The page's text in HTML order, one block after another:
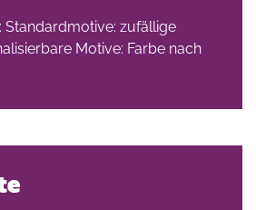
Standardmotive: zufällige
Motive: Farbe nach